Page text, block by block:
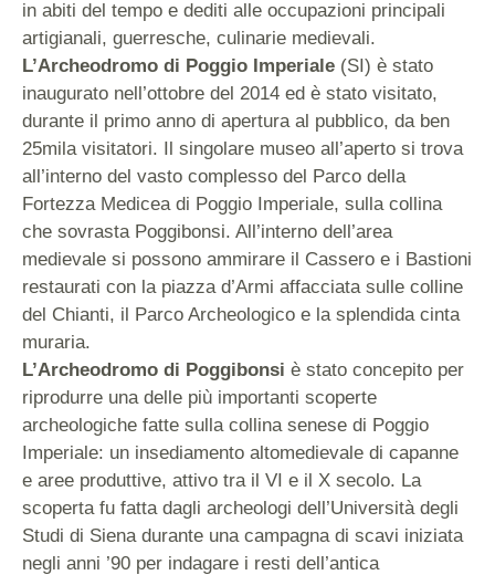
in abiti del tempo e dediti alle occupazioni principali
artigianali, guerresche, culinarie medievali.
L’Archeodromo di Poggio Imperiale (SI) è stato
inaugurato nell’ottobre del 2014 ed è stato visitato,
durante il primo anno di apertura al pubblico, da ben
25mila visitatori. Il singolare museo all’aperto si trova
all’interno del vasto complesso del Parco della
Fortezza Medicea di Poggio Imperiale, sulla collina
che sovrasta Poggibonsi. All’interno dell’area
medievale si possono ammirare il Cassero e i Bastioni
restaurati con la piazza d’Armi affacciata sulle colline
del Chianti, il Parco Archeologico e la splendida cinta
muraria.
L’Archeodromo di Poggibonsi è stato concepito per
riprodurre una delle più importanti scoperte
archeologiche fatte sulla collina senese di Poggio
Imperiale: un insediamento altomedievale di capanne
e aree produttive, attivo tra il VI e il X secolo. La
scoperta fu fatta dagli archeologi dell’Università degli
Studi di Siena durante una campagna di scavi iniziata
negli anni ’90 per indagare i resti dell’antica